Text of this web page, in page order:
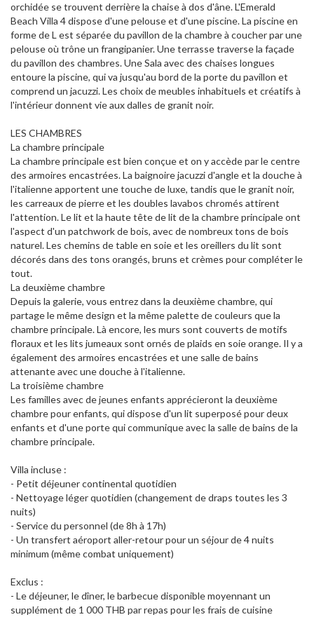
orchidée se trouvent derrière la chaise à dos d'âne. L'Emerald
Beach Villa 4 dispose d'une pelouse et d'une piscine. La piscine en
forme de L est séparée du pavillon de la chambre à coucher par une
pelouse où trône un frangipanier. Une terrasse traverse la façade
du pavillon des chambres. Une Sala avec des chaises longues
entoure la piscine, qui va jusqu'au bord de la porte du pavillon et
comprend un jacuzzi. Les choix de meubles inhabituels et créatifs à
l'intérieur donnent vie aux dalles de granit noir.
LES CHAMBRES
La chambre principale
La chambre principale est bien conçue et on y accède par le centre
des armoires encastrées. La baignoire jacuzzi d'angle et la douche à
l'italienne apportent une touche de luxe, tandis que le granit noir,
les carreaux de pierre et les doubles lavabos chromés attirent
l'attention. Le lit et la haute tête de lit de la chambre principale ont
l'aspect d'un patchwork de bois, avec de nombreux tons de bois
naturel. Les chemins de table en soie et les oreillers du lit sont
décorés dans des tons orangés, bruns et crèmes pour compléter le
tout.
La deuxième chambre
Depuis la galerie, vous entrez dans la deuxième chambre, qui
partage le même design et la même palette de couleurs que la
chambre principale. Là encore, les murs sont couverts de motifs
floraux et les lits jumeaux sont ornés de plaids en soie orange. Il y a
également des armoires encastrées et une salle de bains
attenante avec une douche à l'italienne.
La troisième chambre
Les familles avec de jeunes enfants apprécieront la deuxième
chambre pour enfants, qui dispose d'un lit superposé pour deux
enfants et d'une porte qui communique avec la salle de bains de la
chambre principale.
Villa incluse :
- Petit déjeuner continental quotidien
- Nettoyage léger quotidien (changement de draps toutes les 3
nuits)
- Service du personnel (de 8h à 17h)
- Un transfert aéroport aller-retour pour un séjour de 4 nuits
minimum (même combat uniquement)
Exclus :
- Le déjeuner, le dîner, le barbecue disponible moyennant un
supplément de 1 000 THB par repas pour les frais de cuisine